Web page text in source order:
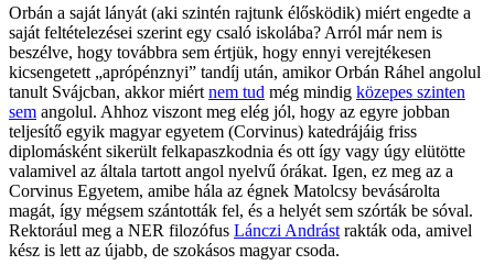
Orbán a saját lányát (aki szintén rajtunk élősködik) miért engedte a
saját feltételezései szerint egy csaló iskolába? Arról már nem is
beszélve, hogy továbbra sem értjük, hogy ennyi verejtékesen
kicsengetett „aprópénznyi” tandíj után, amikor Orbán Ráhel angolul
tanult Svájcban, akkor miért nem tud még mindig közepes szinten
sem angolul. Ahhoz viszont meg elég jól, hogy az egyre jobban
teljesítő egyik magyar egyetem (Corvinus) katedrájáig friss
diplomásként sikerült felkapaszkodnia és ott így vagy úgy elütötte
valamivel az általa tartott angol nyelvű órákat. Igen, ez meg az a
Corvinus Egyetem, amibe hála az égnek Matolcsy bevásárolta
magát, így mégsem szántották fel, és a helyét sem szórták be sóval.
Rektorául meg a NER filozófus Lánczi Andrást rakták oda, amivel
kész is lett az újabb, de szokásos magyar csoda.